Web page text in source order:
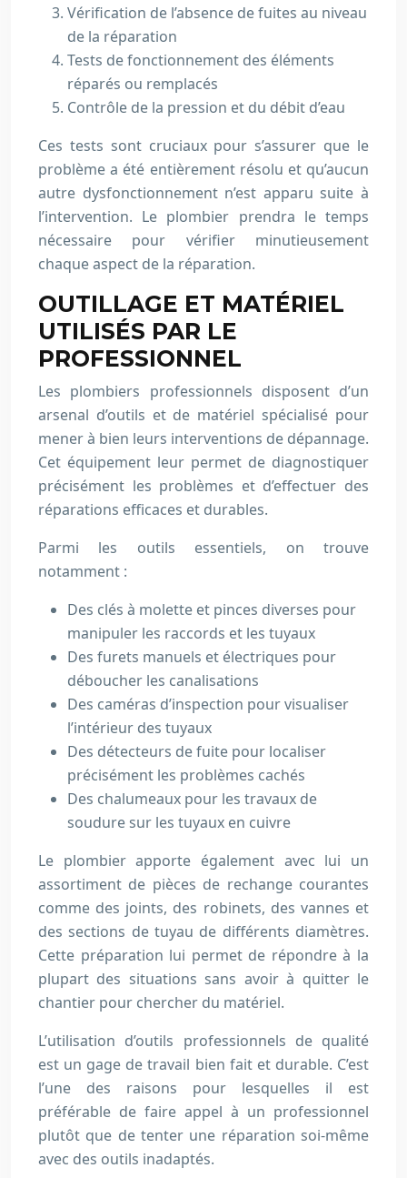
Vérification de l’absence de fuites au niveau
de la réparation
Tests de fonctionnement des éléments
réparés ou remplacés
Contrôle de la pression et du débit d’eau
Ces tests sont cruciaux pour s’assurer que le
problème a été entièrement résolu et qu’aucun
autre dysfonctionnement n’est apparu suite à
l’intervention. Le plombier prendra le temps
nécessaire pour vérifier minutieusement
chaque aspect de la réparation.
OUTILLAGE ET MATÉRIEL
UTILISÉS PAR LE
PROFESSIONNEL
Les plombiers professionnels disposent d’un
arsenal d’outils et de matériel spécialisé pour
mener à bien leurs interventions de dépannage.
Cet équipement leur permet de diagnostiquer
précisément les problèmes et d’effectuer des
réparations efficaces et durables.
Parmi les outils essentiels, on trouve
notamment :
Des clés à molette et pinces diverses pour
manipuler les raccords et les tuyaux
Des furets manuels et électriques pour
déboucher les canalisations
Des caméras d’inspection pour visualiser
l’intérieur des tuyaux
Des détecteurs de fuite pour localiser
précisément les problèmes cachés
Des chalumeaux pour les travaux de
soudure sur les tuyaux en cuivre
Le plombier apporte également avec lui un
assortiment de pièces de rechange courantes
comme des joints, des robinets, des vannes et
des sections de tuyau de différents diamètres.
Cette préparation lui permet de répondre à la
plupart des situations sans avoir à quitter le
chantier pour chercher du matériel.
L’utilisation d’outils professionnels de qualité
est un gage de travail bien fait et durable. C’est
l’une des raisons pour lesquelles il est
préférable de faire appel à un professionnel
plutôt que de tenter une réparation soi-même
avec des outils inadaptés.